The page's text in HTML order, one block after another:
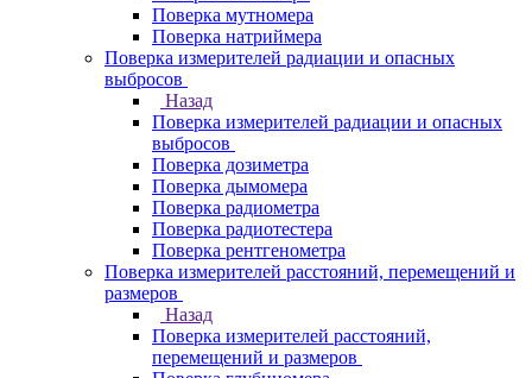
Поверка мутномера
Поверка натриймера
Поверка измерителей радиации и опасных
выбросов
Назад
Поверка измерителей радиации и опасных
выбросов
Поверка дозиметра
Поверка дымомера
Поверка радиометра
Поверка радиотестера
Поверка рентгенометра
Поверка измерителей расстояний, перемещений и
размеров
Назад
Поверка измерителей расстояний,
перемещений и размеров